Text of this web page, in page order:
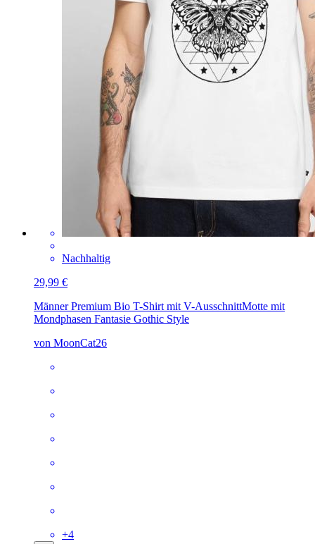
Nachhaltig
29,99 €
Männer Premium Bio T-Shirt mit V-AusschnittMotte mit
Mondphasen Fantasie Gothic Style
von MoonCat26
+4